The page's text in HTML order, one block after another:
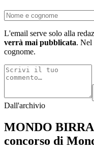
L'email serve solo alla
verrà mai pubblicata. Nel
cognome.
Dall'archivio
MONDO
concorso di